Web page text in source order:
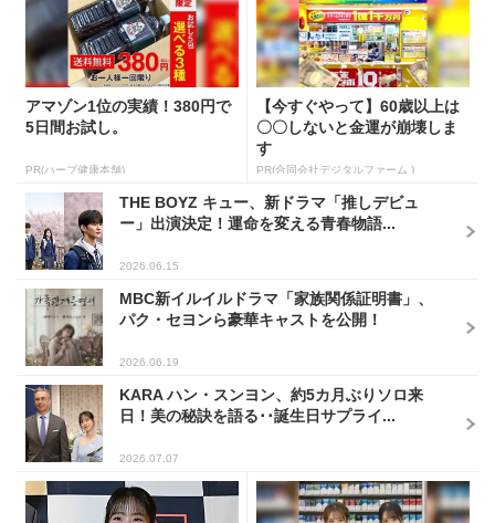
アマゾン1位の実績！380円で
5日間お試し。
PR(ハーブ健康本舗)
【今すぐやって】60歳以上は
〇〇しないと金運が崩壊しま
す
PR(合同会社デジタルファーム )
THE BOYZ キュー、新ドラマ「推しデビュ
ー」出演決定！運命を変える青春物語...
2026.06.15
MBC新イルイルドラマ「家族関係証明書」、
パク・セヨンら豪華キャストを公開！
2026.06.19
KARA ハン・スンヨン、約5カ月ぶりソロ来
日！美の秘訣を語る･･誕生日サプライ...
2026.07.07